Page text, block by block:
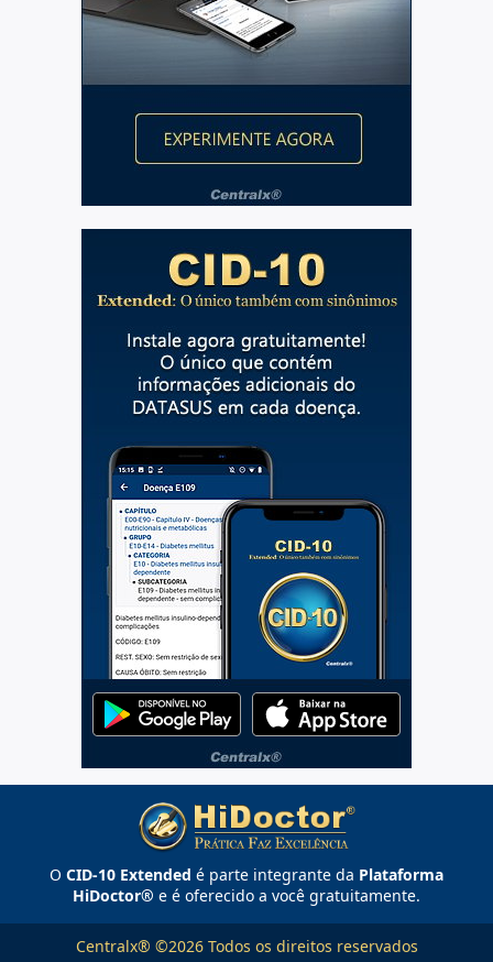
O CID-10 Extended é parte integrante da Plataforma
HiDoctor® e é oferecido a você gratuitamente.
Centralx® ©2026 Todos os direitos reservados